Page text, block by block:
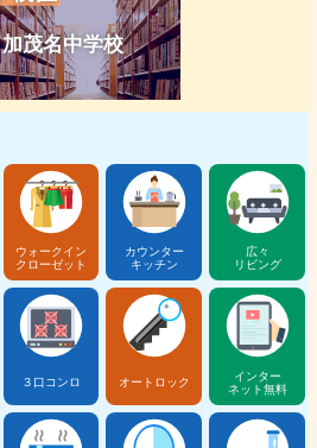
加茂名中学校
ウォークイン
クローゼット
カウンター
キッチン
広々
リビング
３口コンロ オートロック
インター
ネット無料